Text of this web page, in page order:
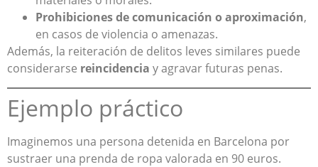
Prohibiciones de comunicación o aproximación,
en casos de violencia o amenazas.
Además, la reiteración de delitos leves similares puede
considerarse reincidencia y agravar futuras penas.
Ejemplo práctico
Imaginemos una persona detenida en Barcelona por
sustraer una prenda de ropa valorada en 90 euros.